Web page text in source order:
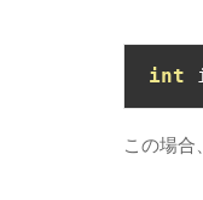
int
この場合